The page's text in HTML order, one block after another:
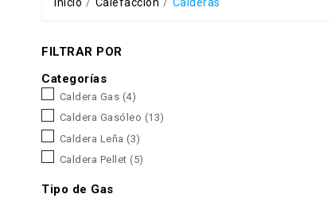
FILTRAR POR
Categorías
Caldera Gas (4)
Caldera Gasóleo (13)
Caldera Leña (3)
Caldera Pellet (5)
Tipo de Gas